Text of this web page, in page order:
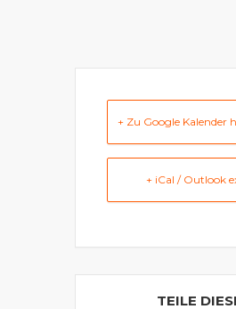
+ Zu Google Kalender
+ iCal / Outlook
TEILE